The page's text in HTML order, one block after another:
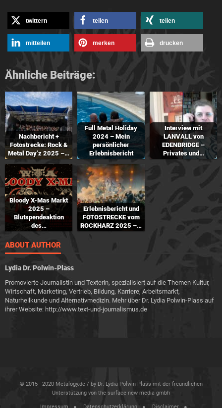
twittern teilen teilen
mitteilen merken drucken
Ähnliche Beiträge:
Nachbericht +
Fotostrecke: Rock &
Metal Day’z 2025 –…
Full Metal Holiday
2024 – Mein
persönlicher
Erlebnisbericht
Interview mit
LANVALL von
EDENBRIDGE –
Privates und…
Bloody X-Mas Markt
2025 –
Blutspendeaktion
des…
Erlebnisbericht und
FOTOSTRECKE vom
ROCKHARZ 2025 –…
ABOUT AUTHOR
Lydia Dr. Polwin-Plass
Promovierte Journalistin und Texterin, spezialisiert auf die Themen Kultur,
Wirtschaft, Marketing, Vertrieb, Bildung, Karriere, Arbeitsmarkt,
Naturheilkunde und Alternativmedizin. Mehr über Dr. Lydia Polwin-Plass auf
ihrer Website: http://www.text-und-journalismus.de
© 2015 - 2020 Metalogy.de / by Dr. Lydia Polwin-Plass mit der freundlichen
Unterstützung von the surface new media gmbh